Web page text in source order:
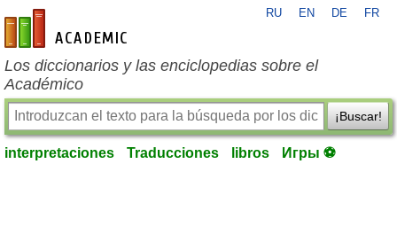
es-academic.com
RU EN DE FR
Los diccionarios y las enciclopedias sobre el
Académico
¡Buscar!
interpretaciones Traducciones libros Игры ⚽